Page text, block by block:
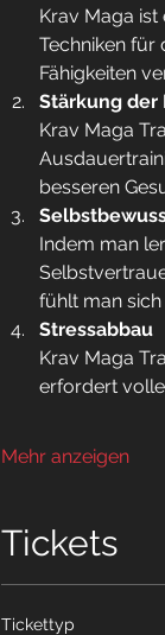
Krav Maga
Techniken für
Fähigkeiten
Stärkung der
Krav Maga
besseren
Indem man
fühlt man
Stressabbau
Krav Maga
erfordert
Mehr anzeigen
Tickets
Tickettyp